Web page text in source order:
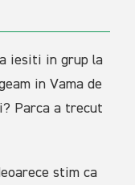
iesiti in grup la
in Vama de
Parca a trecut
stim ca